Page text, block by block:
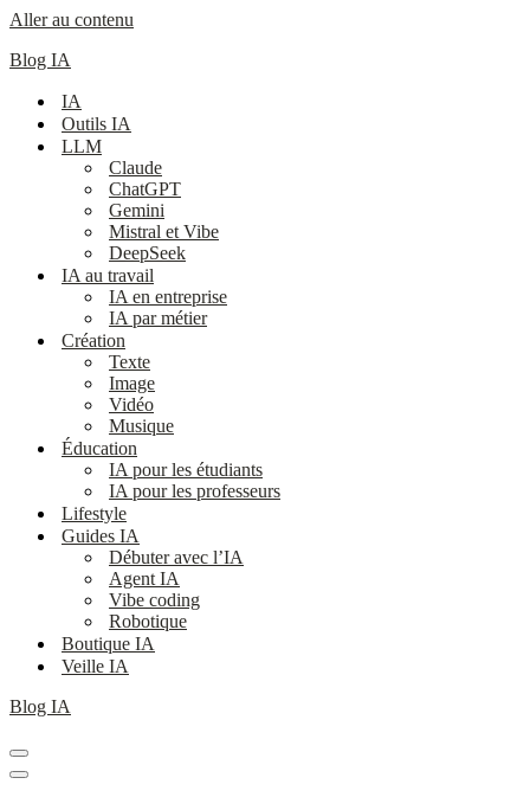
Aller au contenu
Blog IA
IA
Outils IA
LLM
Claude
ChatGPT
Gemini
Mistral et Vibe
DeepSeek
IA au travail
IA en entreprise
IA par métier
Création
Texte
Image
Vidéo
Musique
Éducation
IA pour les étudiants
IA pour les professeurs
Lifestyle
Guides IA
Débuter avec l’IA
Agent IA
Vibe coding
Robotique
Boutique IA
Veille IA
Blog IA
Menu
de
Menu